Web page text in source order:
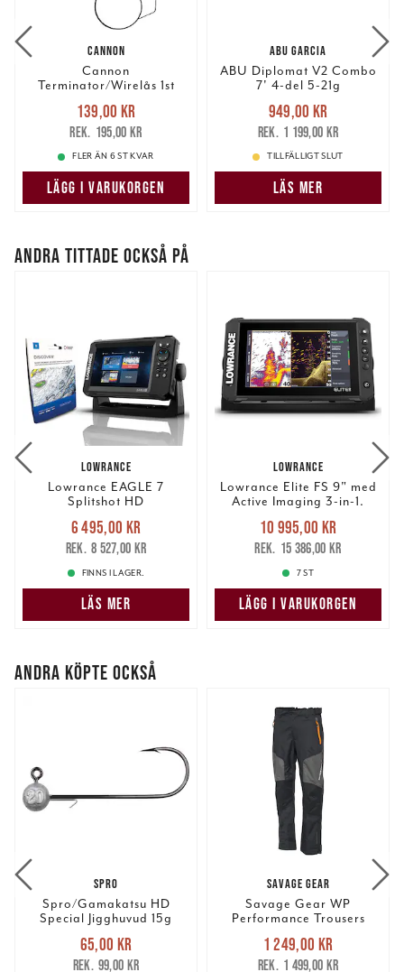
information från din enhet till de sociala medier och
annons- och analysföretag som vi samarbetar med.
Dessa kan i sin tur kombinera informationen med annan
information som du har tillhandahållit eller som de har
CANNON
Cannon
Terminator/Wirelås 1st
Nuvarande pris
139,00 krTidigare pris
195,00 kr
139,00 kr
195,00 kr
FLER ÄN 6 ST KVAR
LÄGG I VARUKORGEN
ABU GARCIA
ABU Diplomat V2 Combo
7' 4-del 5-21g
Nuvarande pris
949,00 krTidigare pris
1 199,00 kr
949,00 kr
1 199,00 kr
TILLFÄLLIGT SLUT
LÄS MER
ANDRA TITTADE OCKSÅ PÅ
LOWRANCE
Lowrance EAGLE 7
Splitshot HD
Nuvarande pris
6 495,00 krTidigare pris
8 527,00 kr
6 495,00 kr
8 527,00 kr
FINNS I LAGER.
LÄS MER
LOWRANCE
Lowrance Elite FS 9" med
Active Imaging 3-in-1.
Nuvarande pris
10 995,00 krTidigare pris
15 386,00 kr
10 995,00 kr
15 386,00 kr
7 ST
LÄGG I VARUKORGEN
ANDRA KÖPTE OCKSÅ
SPRO
Spro/Gamakatsu HD
Special Jigghuvud 15g
Nuvarande pris
65,00 krTidigare pris
65,00 kr
99,00 kr
SAVAGE GEAR
Savage Gear WP
Performance Trousers
Nuvarande pris
1 249,00 krTidigare pris
1 249,00 kr
1 499,00 kr